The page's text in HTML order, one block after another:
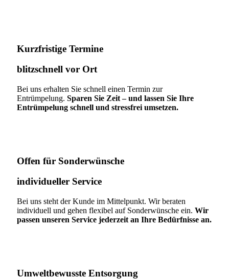
Kurzfristige Termine​
blitzschnell vor Ort
Bei uns erhalten Sie schnell einen Termin zur
Entrümpelung. Sparen Sie Zeit – und lassen Sie Ihre
Entrümpelung schnell und stressfrei umsetzen.
Offen für Sonderwünsche​
individueller Service
Bei uns steht der Kunde im Mittelpunkt. Wir beraten
individuell und gehen flexibel auf Sonderwünsche ein. Wir
passen unseren Service jederzeit an Ihre Bedürfnisse an.
Umweltbewusste Entsorgung